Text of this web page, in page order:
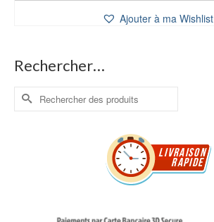
Ajouter à ma Wishlist
Rechercher…
Rechercher :